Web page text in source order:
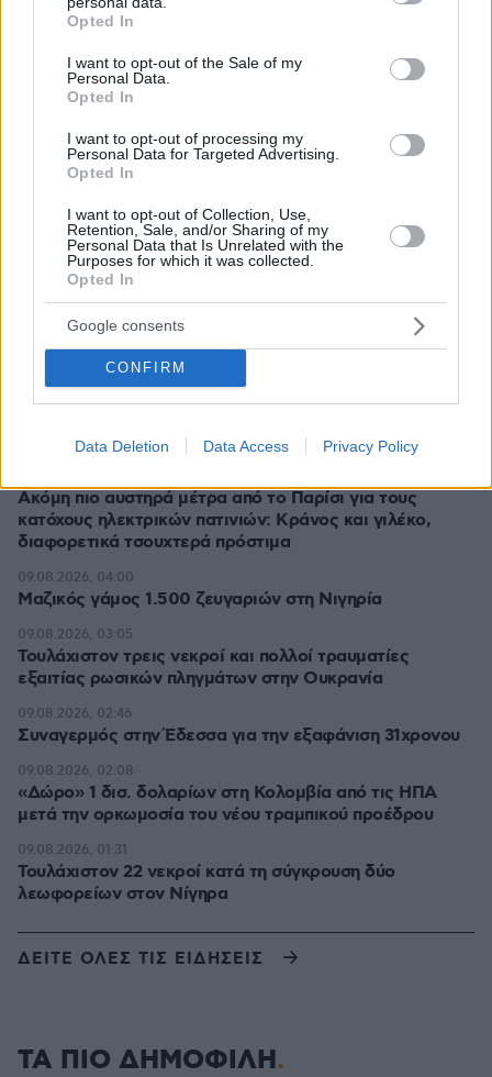
grant or deny consent to Google and its third-party tags to
use your data for below specified purposes in below Google
consent section.
Opted In
I want to opt-out of the Sale of my
Personal Data.
Opted In
I want to opt-out of processing my
Personal Data for Targeted Advertising.
Opted In
I want to opt-out of Collection, Use,
Retention, Sale, and/or Sharing of my
Personal Data that Is Unrelated with the
Purposes for which it was collected.
Opted In
Google consents
CONFIRM
Data Deletion Data Access Privacy Policy
Διασκεδάζουμε υπεύθυνα, επιστρέφουμε με ασφάλεια
ΡΟΗ ΕΙΔΗΣΕΩΝ
Ειδήσεις Δημοφιλή Σχολιασμένα
Το μενού της ημέρας - Τι τρώμε σήμερα Κυριακή
(9/8/2026)
πριν 36 λεπτά
Φωτιά σε εγκαταστάσεις της Aramco στην Τζιζάν της
Σαουδικής Αραβίας
πριν μία ώρα
Δυστύχημα στο Περού: Δεκατρείς νεκροί και τέσσερις
τραυματίες σε σύγκρουση βαν και νταλίκας
Φοκάτσια με κοτόπουλο, πέστο και ντοματίνια
Ακόμη πιο αυστηρά μέτρα από το Παρίσι για τους
κατόχους ηλεκτρικών πατινιών: Κράνος και γιλέκο,
διαφορετικά τσουχτερά πρόστιμα
Μαζικός γάμος 1.500 ζευγαριών στη Νιγηρία
09.08.2026, 04:00
Τουλάχιστον τρεις νεκροί και πολλοί τραυματίες
εξαιτίας ρωσικών πληγμάτων στην Ουκρανία
09.08.2026, 03:05
Συναγερμός στην Έδεσσα για την εξαφάνιση 31χρονου
09.08.2026, 02:46
«Δώρο» 1 δισ. δολαρίων στη Κολομβία από τις ΗΠΑ
μετά την ορκωμοσία του νέου τραμπικού προέδρου
09.08.2026, 02:08
Τουλάχιστον 22 νεκροί κατά τη σύγκρουση δύο
λεωφορείων στον Νίγηρα
09.08.2026, 01:31
ΔΕΙΤΕ ΟΛΕΣ ΤΙΣ ΕΙΔΗΣΕΙΣ
ΤΑ ΠΙΟ ΔΗΜΟΦΙΛΗ